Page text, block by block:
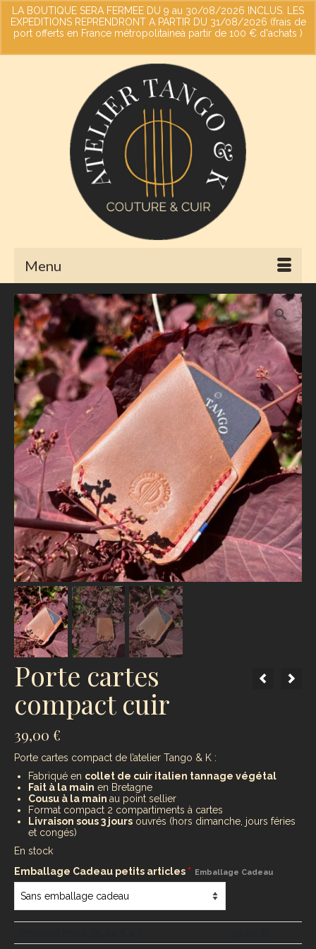
LA BOUTIQUE SERA FERMEE DU 9 au 30/08/2026 INCLUS. LES
EXPEDITIONS REPRENDRONT A PARTIR DU 31/08/2026 (frais de
port offerts en France métropolitaineà partir de 100 € d'achats )
Votre panier- 0,00€
Menu
Porte cartes
compact cuir
39,00 €
Porte cartes compact de l’atelier Tango & K :
Fabriqué en collet de cuir italien tannage végétal
Fait à la main en Bretagne
Cousu à la main au point sellier
Format compact 2 compartiments à cartes
Livraison sous 3 jours ouvrés (hors dimanche, jours féries
et congés)
En stock
Emballage Cadeau petits articles * Emballage Cadeau